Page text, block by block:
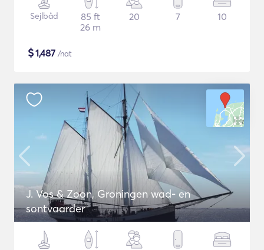
Sejlbåd
85 ft
26 m
20 7 10
$1,487 /nat
J. Vos & Zoon, Groningen wad- en
sontvaarder